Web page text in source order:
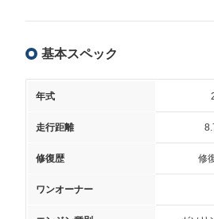
基本スペック
年式
走行距離
修復歴 修
ワンオーナー